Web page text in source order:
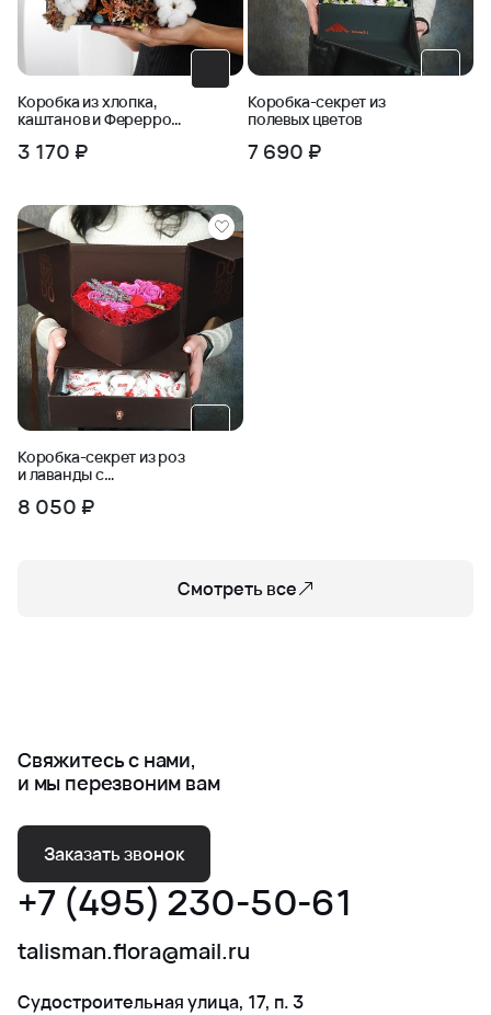
Коробка из хлопка,
каштанов и Ферерро
3 170 ₽
Коробка-секрет из
полевых цветов
7 690 ₽
Коробка-секрет из роз
и лаванды с
8 050 ₽
Смотреть все
Свяжитесь с нами,
и мы перезвоним вам
Заказать звонок
+7 (495) 230-50-61
talisman.flora@mail.ru
Судостроительная улица, 17, п. 3